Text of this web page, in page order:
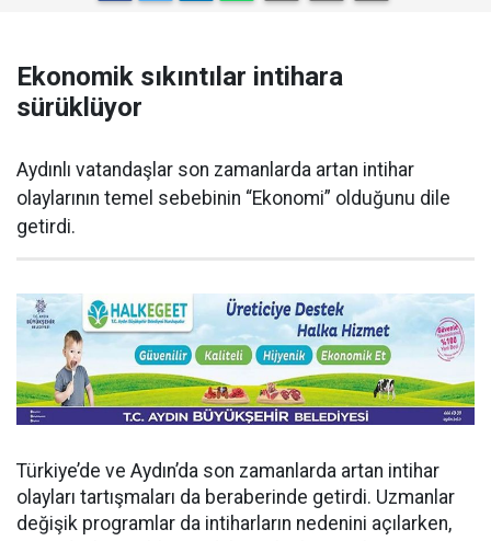
Ekonomik sıkıntılar intihara
sürüklüyor
Aydınlı vatandaşlar son zamanlarda artan intihar
olaylarının temel sebebinin “Ekonomi” olduğunu dile
getirdi.
Türkiye’de ve Aydın’da son zamanlarda artan intihar
olayları tartışmaları da beraberinde getirdi. Uzmanlar
değişik programlar da intiharların nedenini açılarken,